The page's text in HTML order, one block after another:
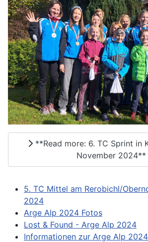
**Read more: 6. TC Sprint in
November 2024**
5. TC Mittel am Rerobichl/
2024
Arge Alp 2024 Fotos
Lost & Found - Arge Alp 2024
Informationen zur Arge Alp